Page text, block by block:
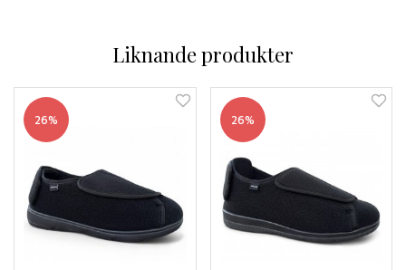
Liknande produkter
26% 26%